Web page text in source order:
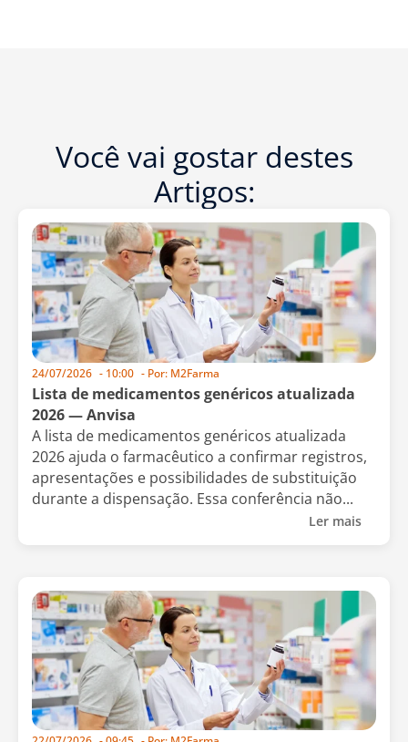
Você vai gostar destes
Artigos:
24/07/2026 - 10:00 - Por: M2Farma
Lista de medicamentos genéricos atualizada
2026 — Anvisa
A lista de medicamentos genéricos atualizada
2026 ajuda o farmacêutico a confirmar registros,
apresentações e possibilidades de substituição
durante a dispensação. Essa conferência não...
Ler mais